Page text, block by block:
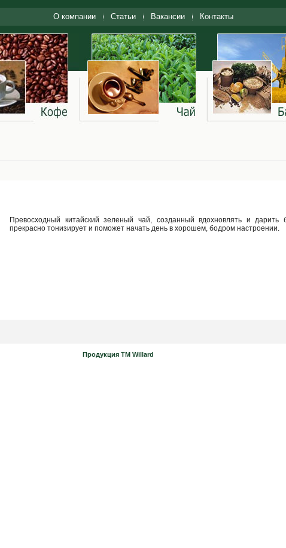
О компании Статьи Вакансии Контакты
Превосходный китайский зеленый чай, созданный вдохновлять и дарить
прекрасно тонизирует и поможет начать день в хорошем, бодром настроении.
Продукция ТМ Willard